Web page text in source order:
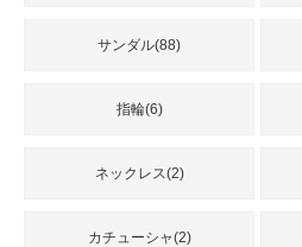
サンダル(88)
指輪(6)
ネックレス(2)
カチューシャ(2)